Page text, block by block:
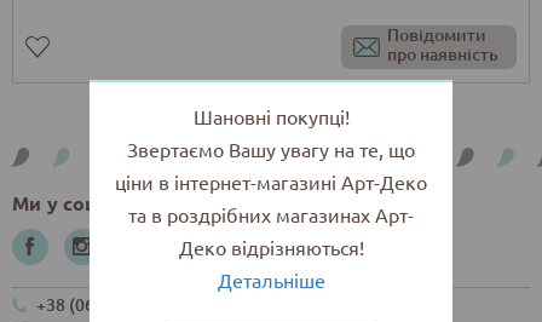
Повідомити
про наявність
Ми у соцмережах
+38 (067) 265-55-00
Шановні покупці!
Звертаємо Вашу увагу на те, що
ціни в інтернет-магазині Арт-Деко
та в роздрібних магазинах Арт-
Деко відрізняються!
Детальніше